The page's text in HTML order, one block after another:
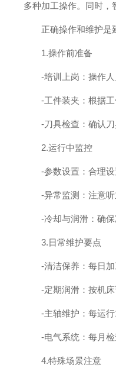
多种加工操作。同时，
正确操作和维护是
1.操作前准备
-培训上岗：操作人员
-工件装夹：根据工件
-刀具检查：确认刀具
2.运行中监控
-参数设置：合理设置
-异常监测：注意听主
-冷却与润滑：确保冷
3.日常维护要点
-清洁保养：每日加工
-定期润滑：按机床说
-主轴维护：每运行
-电气系统：每月检
4.特殊场景注意